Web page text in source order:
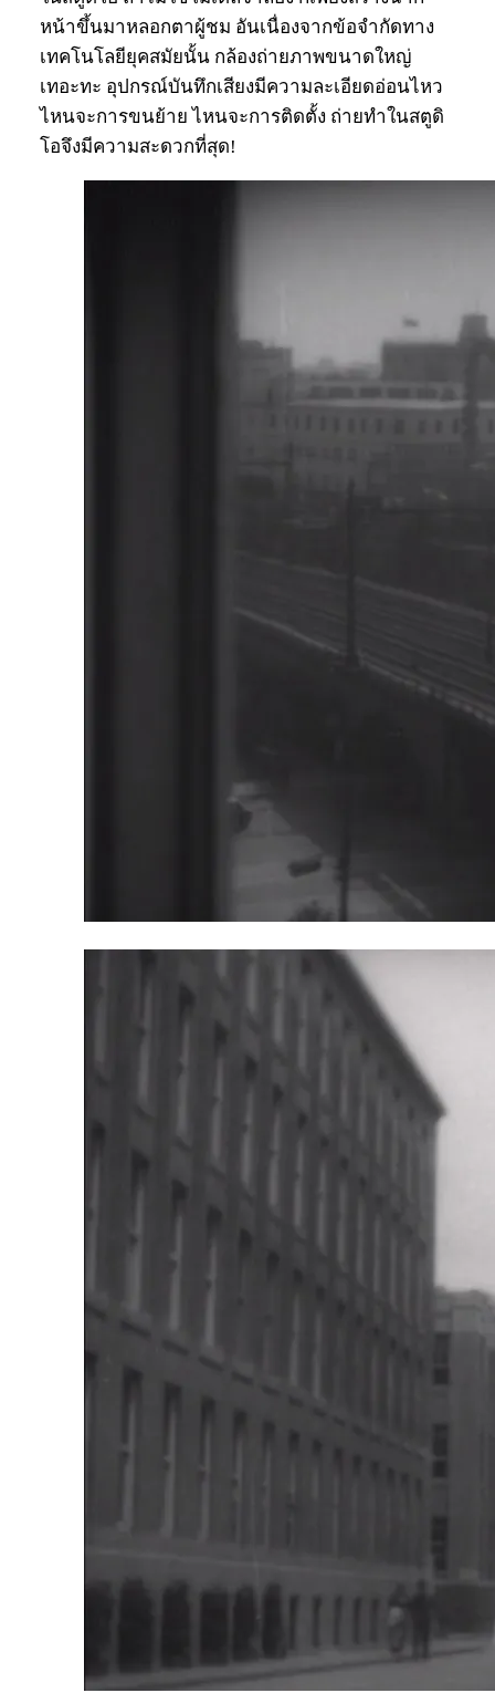
หน้าขึ้นมาหลอกตาผู้ชม อันเนื่องจากข้อจำกัดทาง
เทคโนโลยียุคสมัยนั้น กล้องถ่ายภาพขนาดใหญ่
เทอะทะ อุปกรณ์บันทึกเสียงมีความละเอียดอ่อนไหว
ไหนจะการขนย้าย ไหนจะการติดตั้ง ถ่ายทำในสตูดิ
โอจึงมีความสะดวกที่สุด!